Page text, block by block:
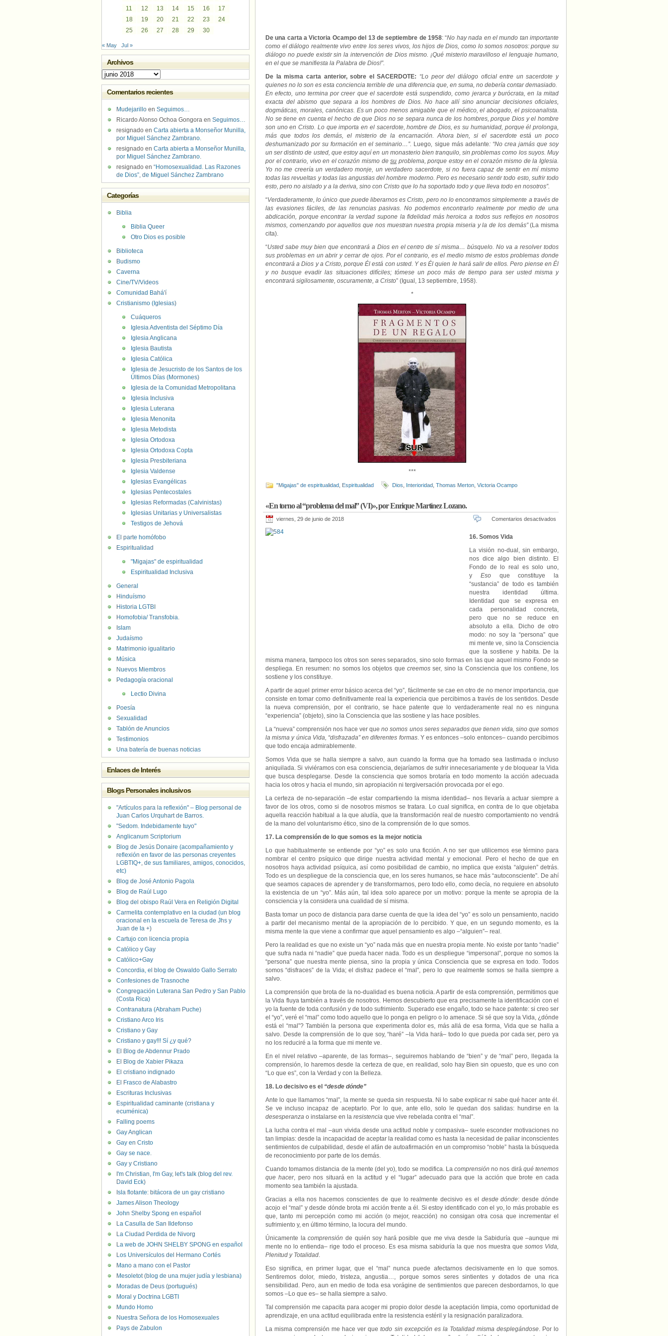
De una carta a Victoria Ocampo del 13 de septiembre de 1958: “No hay nada en el mundo tan importante
como el diálogo realmente vivo entre los seres vivos, los hijos de Dios, como lo somos nosotros: porque su
diálogo no puede existir sin la intervención de Dios mismo. ¡Qué misterio maravilloso el lenguaje humano,
en el que se manifiesta la Palabra de Dios!”.
De la misma carta anterior, sobre el SACERDOTE: “Lo peor del diálogo oficial entre un sacerdote y
quienes no lo son es esta conciencia terrible de una diferencia que, en suma, no debería contar demasiado.
En efecto, uno termina por creer que el sacerdote está suspendido, como jerarca y burócrata, en la mitad
exacta del abismo que separa a los hombres de Dios. No hace allí sino anunciar decisiones oficiales,
dogmáticas, morales, canónicas. Es un poco menos amigable que el médico, el abogado, el psicoanalista.
No se tiene en cuenta el hecho de que Dios no se separa nunca de los hombres, porque Dios y el hombre
son uno en Cristo. Lo que importa en el sacerdote, hombre de Dios, es su humanidad, porque él prolonga,
más que todos los demás, el misterio de la encarnación. Ahora bien, si el sacerdote está un poco
deshumanizado por su formación en el seminario…”. Luego, sigue más adelante: “No crea jamás que soy
un ser distinto de usted, que estoy aquí en un monasterio bien tranquilo, sin problemas como los suyos. Muy
por el contrario, vivo en el corazón mismo desu problema, porque estoy en el corazón mismo de la Iglesia.
Yo no me creería un verdadero monje, un verdadero sacerdote, si no fuera capaz de sentir en mí mismo
todas las revueltas y todas las angustias del hombre moderno. Pero es necesario sentir todo esto, sufrir todo
esto, pero no aislado y a la deriva, sino con Cristo que lo ha soportado todo y que lleva todo en nosotros”.
“Verdaderamente, lo único que puede liberarnos es Cristo, pero no lo encontramos simplemente a través de
las evasiones fáciles, de las renuncias pasivas. No podemos encontrarlo realmente por medio de una
abdicación, porque encontrar la verdad supone la fidelidad más heroica a todos sus reflejos en nosotros
mismos, comenzando por aquellos que nos muestran nuestra propia miseria y la de los demás”(La misma
cita).
“Usted sabe muy bien que encontrará a Dios en el centro de sí misma… búsquelo. No va a resolver todos
sus problemas en un abrir y cerrar de ojos. Por el contrario, es el medio mismo de estos problemas donde
encontrará a Dios y a Cristo, porque Él está con usted. Y es Él quien le hará salir de ellos. Pero piense en Él
y no busque evadir las situaciones difíciles; tómese un poco más de tiempo para ser usted misma y
encontrará sigilosamente, oscuramente, a Cristo” (Igual, 13 septiembre, 1958).
*
***
"Migajas" de espiritualidad Espiritualidad Dios Interioridad Thomas Merton Victoria Ocampo
«En torno al “problema del mal” (VI)», por Enrique Martínez Lozano.
viernes, 29 de junio de 2018 Comentarios desactivados
16. Somos Vida
La visión no-dual, sin embargo,
nos dice algo bien distinto. El
Fondo de lo real es solo uno,
y Eso que constituye la
“sustancia” de todo es también
nuestra identidad última.
Identidad que se expresa en
cada personalidad concreta,
pero que no se reduce en
absoluto a ella. Dicho de otro
modo: no soy la “persona” que
mi mente ve, sino la Consciencia
que la sostiene y habita. De la
misma manera, tampoco los otros son seres separados, sino solo formas en las que aquel mismo Fondo se
despliega. En resumen: no somos los objetos que creemos ser, sino la Consciencia que los contiene, los
sostiene y los constituye.
A partir de aquel primer error básico acerca del “yo”, fácilmente se cae en otro de no menor importancia, que
consiste en tomar como definitivamente real la experiencia que percibimos a través de los sentidos. Desde
la nueva comprensión, por el contrario, se hace patente que lo verdaderamente real no es ninguna
“experiencia” (objeto), sino la Consciencia que las sostiene y las hace posibles.
La “nueva” comprensión nos hace ver queno somos unos seres separados que tienen vida, sino que somos
la misma y única Vida, “disfrazada” en diferentes formas. Y es entonces –solo entonces– cuando percibimos
que todo encaja admirablemente.
Somos Vida que se halla siempre a salvo, aun cuando la forma que ha tomado sea lastimada o incluso
aniquilada. Si viviéramos con esa consciencia, dejaríamos de sufrir innecesariamente y de bloquear la Vida
que busca desplegarse. Desde la consciencia que somos brotaría en todo momento la acción adecuada
hacia los otros y hacia el mundo, sin apropiación ni tergiversación provocada por el ego.
La certeza de no-separación –de estar compartiendo la misma identidad– nos llevaría a actuar siempre a
favor de los otros, como si de nosotros mismos se tratara. Lo cual significa, en contra de lo que objetaba
aquella reacción habitual a la que aludía, que la transformación real de nuestro comportamiento no vendrá
de la mano del voluntarismo ético, sino de la comprensión de lo que somos.
17. La comprensión de lo que somos es la mejor noticia
Lo que habitualmente se entiende por “yo” es solo una ficción. A no ser que utilicemos ese término para
nombrar el centro psíquico que dirige nuestra actividad mental y emocional. Pero el hecho de que en
nosotros haya actividad psíquica, así como posibilidad de cambio, no implica que exista “alguien” detrás.
Todo es un despliegue de la consciencia que, en los seres humanos, se hace más “autoconsciente”. De ahí
que seamos capaces de aprender y de transformarnos, pero todo ello, como decía, no requiere en absoluto
la existencia de un “yo”. Más aún, tal idea solo aparece por un motivo: porque la mente se apropia de la
consciencia y la considera una cualidad de sí misma.
Basta tomar un poco de distancia para darse cuenta de que la idea del “yo” es solo un pensamiento, nacido
a partir del mecanismo mental de la apropiación de lo percibido. Y que, en un segundo momento, es la
misma mente la que viene a confirmar que aquel pensamiento es algo –“alguien”– real.
Pero la realidad es que no existe un “yo” nada más que en nuestra propia mente. No existe por tanto “nadie”
que sufra nada ni “nadie” que pueda hacer nada. Todo es un despliegue “impersonal”, porque no somos la
“persona” que nuestra mente piensa, sino la propia y única Consciencia que se expresa en todo. Todos
somos “disfraces” de la Vida; el disfraz padece el “mal”, pero lo que realmente somos se halla siempre a
salvo.
La comprensión que brota de la no-dualidad es buena noticia. A partir de esta comprensión, permitimos que
la Vida fluya también a través de nosotros. Hemos descubierto que era precisamente la identificación con el
yo la fuente de toda confusión y de todo sufrimiento. Superado ese engaño, todo se hace patente: si creo ser
el “yo”, veré el “mal” como todo aquello que lo ponga en peligro o lo amenace. Si sé que soy la Vida, ¿dónde
está el “mal”? También la persona que experimenta dolor es, más allá de esa forma, Vida que se halla a
salvo. Desde la comprensión de lo que soy, “haré” –la Vida hará– todo lo que pueda por cada ser, pero ya
no los reduciré a la forma que mi mente ve.
En el nivel relativo –aparente, de las formas–, seguiremos hablando de “bien” y de “mal” pero, llegada la
comprensión, lo haremos desde la certeza de que, en realidad, solo hay Bien sin opuesto, que es uno con
“Lo que es”, con la Verdad y con la Belleza.
18. Lo decisivo es el “desde dónde”
Ante lo que llamamos “mal”, la mente se queda sin respuesta. Ni lo sabe explicar ni sabe qué hacer ante él.
Se ve incluso incapaz de aceptarlo. Por lo que, ante ello, solo le quedan dos salidas: hundirse en la
desesperanza o instalarse en la resistencia que vive rebelada contra el “mal”.
La lucha contra el mal –aun vivida desde una actitud noble y compasiva– suele esconder motivaciones no
tan limpias: desde la incapacidad de aceptar la realidad como es hasta la necesidad de paliar inconscientes
sentimientos de culpabilidad, desde el afán de autoafirmación en un compromiso “noble” hasta la búsqueda
de reconocimiento por parte de los demás.
Cuando tomamos distancia de la mente (del yo), todo se modifica. Lacomprensión no nos dirá qué tenemos
que hacer, pero nos situará en la actitud y el “lugar” adecuado para que la acción que brote en cada
momento sea también la ajustada.
Gracias a ella nos hacemos conscientes de que lo realmente decisivo es el desde dónde: desde dónde
acojo el “mal” y desde dónde brota mi acción frente a él. Si estoy identificado con el yo, lo más probable es
que, tanto mi percepción como mi acción (o mejor, reacción) no consigan otra cosa que incrementar el
sufrimiento y, en último término, la locura del mundo.
Únicamente lacomprensión de quién soy hará posible que me viva desde la Sabiduría que –aunque mi
mente no lo entienda– rige todo el proceso. Es esa misma sabiduría la que nos muestra que somos Vida,
Plenitud y Totalidad.
Eso significa, en primer lugar, que el “mal” nunca puede afectarnos decisivamente en lo que somos.
Sentiremos dolor, miedo, tristeza, angustia…, porque somos seres sintientes y dotados de una rica
sensibilidad. Pero, aun en medio de toda esa vorágine de sentimientos que parecen desbordarnos, lo que
somos –Lo que es– se halla siempre a salvo.
Tal comprensión me capacita para acoger mi propio dolor desde la aceptación limpia, como oportunidad de
aprendizaje, en una actitud equilibrada entre la resistencia estéril y la resignación paralizadora.
La misma comprensión me hace ver quetodo sin excepción es la Totalidad misma desplegándose. Por lo
11
12 13 14 15 16
17
18
19 20 21 22 23
24
25
26 27 28 29 30
« May Jul »
Archivos
Archivos
Comentarios recientes
Mudejarillo en Seguimos…
Ricardo Alonso Ochoa Gongora en Seguimos…
resignado en Carta abierta a Monseñor Munilla,
por Miguel Sánchez Zambrano.
resignado en Carta abierta a Monseñor Munilla,
por Miguel Sánchez Zambrano.
resignado en “Homosexualidad. Las Razones
de Dios”, de Miguel Sánchez Zambrano
Categorías
Biblia
Biblia Queer
Otro Dios es posible
Biblioteca
Budismo
Caverna
Cine/TV/Videos
Comunidad Bahá'í
Cristianismo (Iglesias)
Cuáqueros
Iglesia Adventista del Séptimo Día
Iglesia Anglicana
Iglesia Bautista
Iglesia Católica
Iglesia de Jesucristo de los Santos de los
Últimos Días (Mormones)
Iglesia de la Comunidad Metropolitana
Iglesia Inclusiva
Iglesia Luterana
Iglesia Menonita
Iglesia Metodista
Iglesia Ortodoxa
Iglesia Ortodoxa Copta
Iglesia Presbiteriana
Iglesia Valdense
Iglesias Evangélicas
Iglesias Pentecostales
Iglesias Reformadas (Calvinistas)
Iglesias Unitarias y Universalistas
Testigos de Jehová
El parte homófobo
Espiritualidad
"Migajas" de espiritualidad
Espiritualidad Inclusiva
General
Hinduísmo
Historia LGTBI
Homofobia/ Transfobia.
Islam
Judaísmo
Matrimonio igualitario
Música
Nuevos Miembros
Pedagogía oracional
Lectio Divina
Poesía
Sexualidad
Tablón de Anuncios
Testimonios
Una batería de buenas noticias
Enlaces de Interés
Blogs Personales inclusivos
"Artículos para la reflexión" – Blog personal de
Juan Carlos Urquhart de Barros.
"Sedom. Indebidamente tuyo"
Anglicanum Scriptorium
Blog de Jesús Donaire (acompañamiento y
reflexión en favor de las personas creyentes
LGBTIQ+, de sus familiares, amigos, conocidos,
etc)
Blog de José Antonio Pagola
Blog de Raúl Lugo
Blog del obispo Raúl Vera en Religión Digital
Carmelita contemplativo en la ciudad (un blog
oracional en la escuela de Teresa de Jhs y
Juan de la +)
Cartujo con licencia propia
Católico y Gay
Católico+Gay
Concordia, el blog de Oswaldo Gallo Serrato
Confesiones de Trasnoche
Congregación Luterana San Pedro y San Pablo
(Costa Rica)
Contranatura (Abraham Puche)
Cristiano Arco Iris
Cristiano y Gay
Cristiano y gay!!! Sí ¿y qué?
El Blog de Abdennur Prado
El Blog de Xabier Pikaza
El cristiano indignado
El Frasco de Alabastro
Escrituras Inclusivas
Espiritualidad caminante (cristiana y
ecuménica)
Falling poems
Gay Anglican
Gay en Cristo
Gay se nace.
Gay y Cristiano
I'm Christian, I'm Gay, let's talk (blog del rev.
David Eck)
Isla flotante: bitácora de un gay cristiano
James Alison Theology
John Shelby Spong en español
La Casulla de San Ildefonso
La Ciudad Perdida de Nivorg
La web de JOHN SHELBY SPONG en español
Los Universículos del Hermano Cortés
Mano a mano con el Pastor
Mesoletot (blog de una mujer judía y lesbiana)
Moradas de Deus (portugués)
Moral y Doctrina LGBTI
Mundo Homo
Nuestra Señora de los Homosexuales
Pays de Zabulon